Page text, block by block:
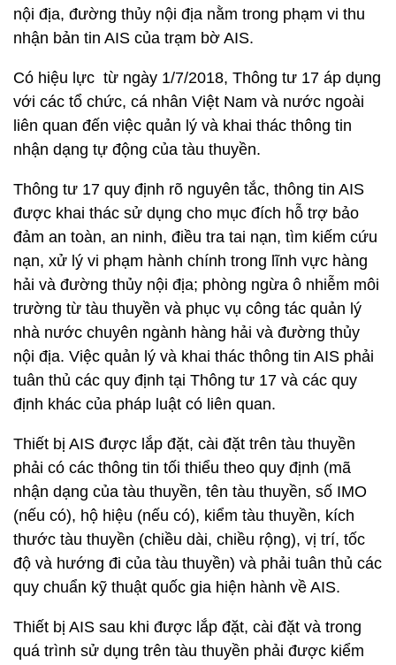
nội địa, đường thủy nội địa nằm trong phạm vi thu
nhận bản tin AIS của trạm bờ AIS.
Có hiệu lực từ ngày 1/7/2018, Thông tư 17 áp dụng
với các tổ chức, cá nhân Việt Nam và nước ngoài
liên quan đến việc quản lý và khai thác thông tin
nhận dạng tự động của tàu thuyền.
Thông tư 17 quy định rõ nguyên tắc, thông tin AIS
được khai thác sử dụng cho mục đích hỗ trợ bảo
đảm an toàn, an ninh, điều tra tai nạn, tìm kiếm cứu
nạn, xử lý vi phạm hành chính trong lĩnh vực hàng
hải và đường thủy nội địa; phòng ngừa ô nhiễm môi
trường từ tàu thuyền và phục vụ công tác quản lý
nhà nước chuyên ngành hàng hải và đường thủy
nội địa. Việc quản lý và khai thác thông tin AIS phải
tuân thủ các quy định tại Thông tư 17 và các quy
định khác của pháp luật có liên quan.
Thiết bị AIS được lắp đặt, cài đặt trên tàu thuyền
phải có các thông tin tối thiểu theo quy định (mã
nhận dạng của tàu thuyền, tên tàu thuyền, số IMO
(nếu có), hộ hiệu (nếu có), kiểm tàu thuyền, kích
thước tàu thuyền (chiều dài, chiều rộng), vị trí, tốc
độ và hướng đi của tàu thuyền) và phải tuân thủ các
quy chuẩn kỹ thuật quốc gia hiện hành về AIS.
Thiết bị AIS sau khi được lắp đặt, cài đặt và trong
quá trình sử dụng trên tàu thuyền phải được kiểm